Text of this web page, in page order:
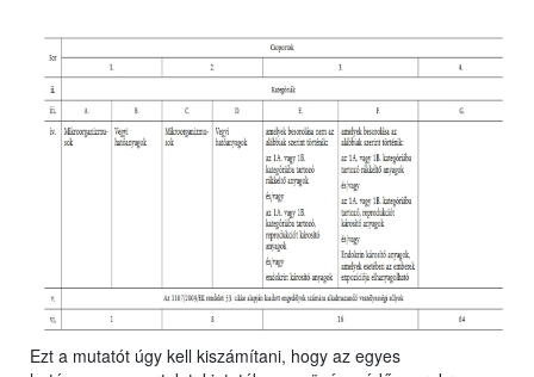
Ezt a mutatót úgy kell kiszámítani, hogy az egyes